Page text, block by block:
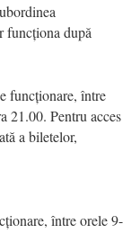
funcționa după
funcționare, între
21.00. Pentru acces
a biletelor,
între orele 9-